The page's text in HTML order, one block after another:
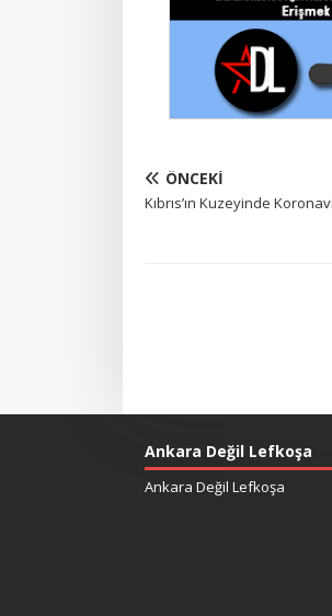
ÖNCEKI
Kıbrıs’ın Kuzeyinde
Ankara Değil Lefkoşa
Ankara Değil Lefkoşa